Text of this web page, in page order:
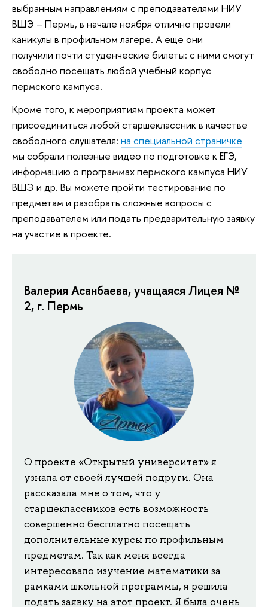
выбранным направлениям с преподавателями НИУ
ВШЭ – Пермь, в начале ноября отлично провели
каникулы в профильном лагере. А еще они
получили почти студенческие билеты: с ними смогут
свободно посещать любой учебный корпус
пермского кампуса.
Кроме того, к мероприятиям проекта может
присоединиться любой старшеклассник в качестве
свободного слушателя: на специальной страничке
мы собрали полезные видео по подготовке к ЕГЭ,
информацию о программах пермского кампуса НИУ
ВШЭ и др. Вы можете пройти тестирование по
предметам и разобрать сложные вопросы с
преподавателем или подать предварительную заявку
на участие в проекте.
Валерия Асанбаева, учащаяся Лицея №
2, г. Пермь
О проекте «Открытый университет» я
узнала от своей лучшей подруги. Она
рассказала мне о том, что у
старшеклассников есть возможность
совершенно бесплатно посещать
дополнительные курсы по профильным
предметам. Так как меня всегда
интересовало изучение математики за
рамками школьной программы, я решила
подать заявку на этот проект. Я была очень